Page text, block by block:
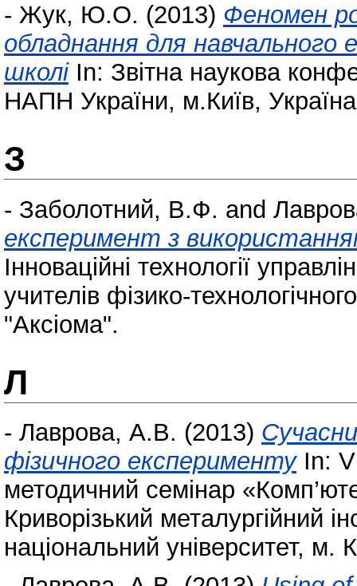
- Жук, Ю.О. (2013) Феномен
обладнання для навчального
школіIn: Звітна наукова
НАПН України, м.Київ,
З
- Заболотний, В.Ф. and
експеримент з
Інноваційні технології
учителів фізико-
"Аксіома".
Л
- Лаврова, А.В. (2013)
фізичного експериментуIn:
методичний семінар
Криворізький металургійний
національний університет, м.